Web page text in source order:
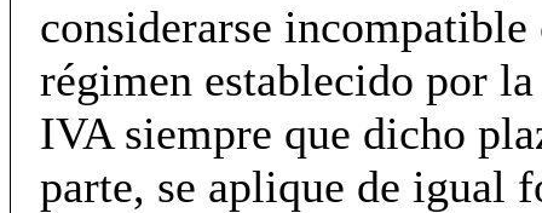
considerarse incompatible
régimen establecido por
IVA siempre que dicho
parte, se aplique de igual